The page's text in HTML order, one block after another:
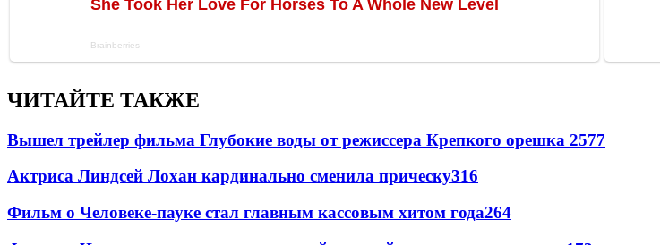
ЧИТАЙТЕ ТАКЖЕ
Вышел трейлер фильма Глубокие воды от режиссера Крепкого орешка 2577
Актриса Линдсей Лохан кардинально сменила прическу316
Фильм о Человеке-пауке стал главным кассовым хитом года264